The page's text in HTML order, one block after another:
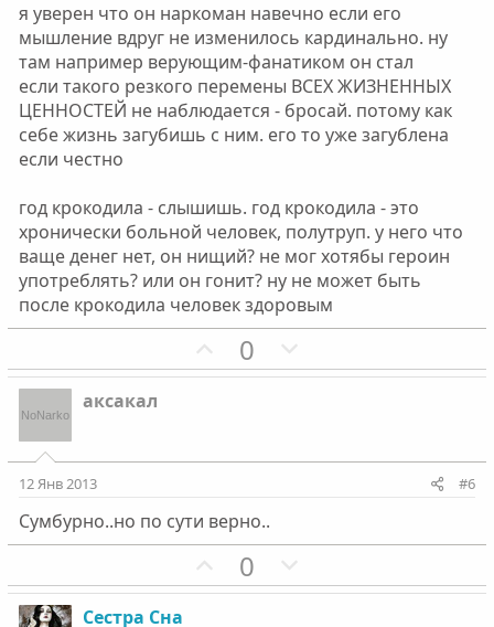
я уверен что он наркоман навечно если его
мышление вдруг не изменилось кардинально. ну
там например верующим-фанатиком он стал
если такого резкого перемены ВСЕХ ЖИЗНЕННЫХ
ЦЕННОСТЕЙ не наблюдается - бросай. потому как
себе жизнь загубишь с ним. его то уже загублена
если честно
год крокодила - слышишь. год крокодила - это
хронически больной человек, полутруп. у него что
ваще денег нет, он нищий? не мог хотябы героин
употреблять? или он гонит? ну не может быть
после крокодила человек здоровым
П
о
т
н
ы
й
0
е
т
й
аксакал
12 Янв 2013 #6
Сумбурно..но по сути верно..
П
о
0
е
Сестра Сна